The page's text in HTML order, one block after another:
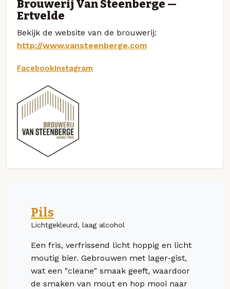
Brouwerij Van Steenberge —
Ertvelde
Bekijk de website van de brouwerij:
http://www.vansteenberge.com
FacebookInstagram
Pils
Lichtgekleurd, laag alcohol
Een fris, verfrissend licht hoppig en licht
moutig bier. Gebrouwen met lager-gist,
wat een "cleane" smaak geeft, waardoor
de smaken van mout en hop mooi naar